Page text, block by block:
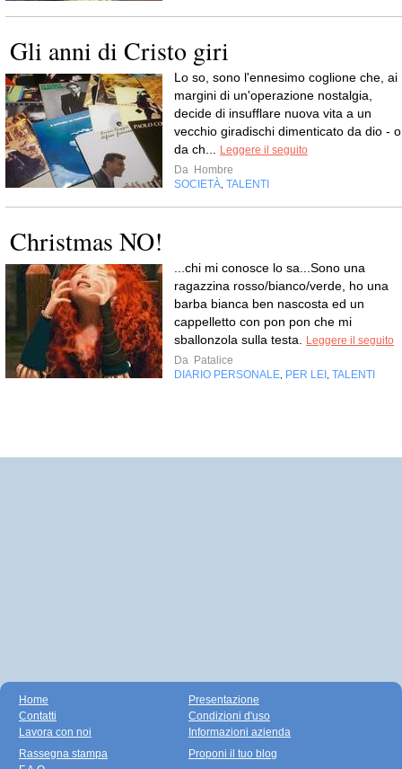
Gli anni di Cristo giri
Lo so, sono l'ennesimo coglione che, ai
margini di un'operazione nostalgia,
decide di insufflare nuova vita a un
vecchio giradischi dimenticato da dio - o
da ch...
Leggere il seguito
Da Hombre
SOCIETÀ TALENTI
Christmas NO!
...chi mi conosce lo sa...Sono una
ragazzina rosso/bianco/verde, ho una
barba bianca ben nascosta ed un
cappelletto con pon pon che mi
sballonzola sulla testa.
Leggere il seguito
Da Patalice
DIARIO PERSONALE PER LEI TALENTI
Home
Contatti
Lavora con noi
Presentazione
Condizioni d'uso
Informazioni azienda
Rassegna stampa
Proponi il tuo blog